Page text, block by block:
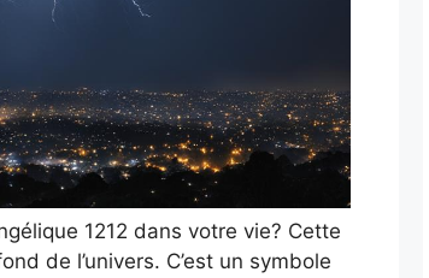
1212 dans votre vie? Cette
de l’univers. C’est un symbole